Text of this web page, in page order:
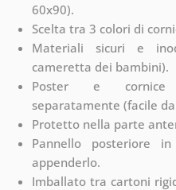
60x90).
Scelta tra 3 colori di
Materiali sicuri e
cameretta dei bambini).
Poster e cornice
separatamente (facile
Protetto nella parte
Pannello posteriore
appenderlo.
Imballato tra cartoni